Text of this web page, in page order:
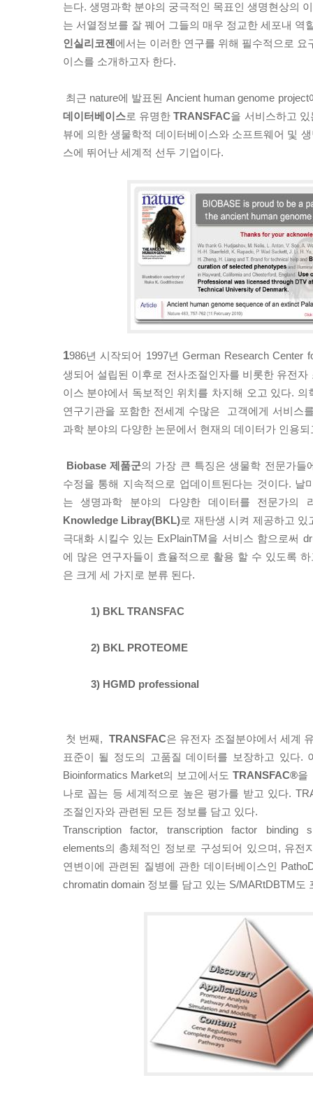
는다. 생명과학 분야의 궁극적인 목표인 생명현상의
는 서열정보를 잘 꿰어 그들의 매우 정교한 세포내 역
인실리코젠 에서는 이러한 연구를 위해 필수적으로 요
이스를 소개하고자 한다.
최근 nature에 발표된 Ancient human genome
데이터베이스로 유명한TRANSFAC을 서비스하고
뷰에 의한 생물학적 데이터베이스와 소프트웨어 및
스에 뛰어난 세계적 선두 기업이다.
1986년 시작되어 1997년 German Research Center
생되어 설립된 이후로 전사조절인자를 비롯한 유전
이스 분야에서 독보적인 위치를 차지해 오고 있다. 의
연구기관을 포함한 전세계 수많은 고객에게 서비스
과학 분야의 다양한 논문에서 현재의 데이터가 인용되
Biobase 제품군의 가장 큰 특징은 생물학 전문가들
수정을 통해 지속적으로 업데이트된다는 것이다. 날
는 생명과학 분야의 다양한 데이터를 전문가의
Knowledge Libray(BKL)로 재탄생 시켜 제공하고
극대화 시킬수 있는 ExPlainTM을 서비스 함으로써
에 많은 연구자들이 효율적으로 활용 할 수 있도록
은 크게 세 가지로 분류 된다.
1) BKL TRANSFAC
2) BKL PROTEOME
3) HGMD professional
첫 번째, TRANSFAC은 유전자 조절분야에서 세계
표준이 될 정도의 고품질 데이터를 보장하고 있다.
Bioinformatics Market의 보고에서도 TRANSFAC®을
나로 꼽는 등 세계적으로 높은 평가를 받고 있다.
조절인자와 관련된 모든 정보를 담고 있다.
Transcription factor, transcription factor binding
elements의 총체적인 정보로 구성되어 있으며, 유전
연변이에 관련된 질병에 관한 데이터베이스인
chromatin domain 정보를 담고 있는 S/MARtDBTM도